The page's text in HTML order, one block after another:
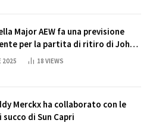
Major AEW fa una previsione
per la partita di ritiro di John
2025 18 VIEWS
Merckx ha collaborato con le
di Sun Capri